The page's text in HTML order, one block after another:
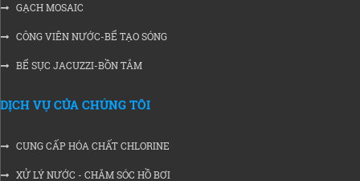
GẠCH MOSAIC
CÔNG VIÊN NƯỚC-BỂ TẠO SÓNG
BỂ SỤC JACUZZI-BỒN TẮM
DỊCH VỤ CỦA CHÚNG TÔI
CUNG CẤP HÓA CHẤT CHLORINE
XỬ LÝ NƯỚC - CHĂM SÓC HỒ BƠI